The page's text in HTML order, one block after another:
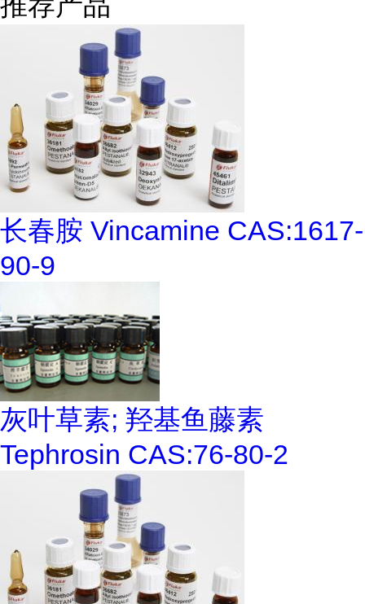
长春胺 Vincamine CAS:1617-
90-9
灰叶草素; 羟基鱼藤素
Tephrosin CAS:76-80-2